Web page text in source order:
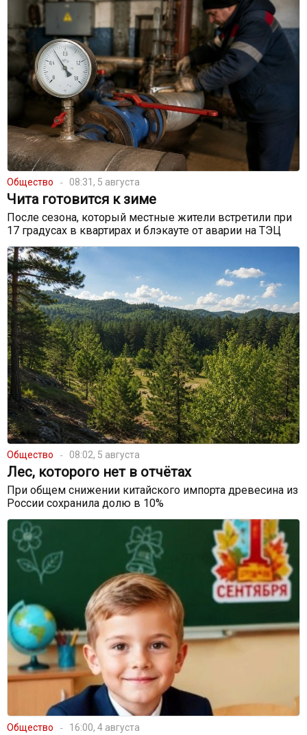
Общество 08:31, 5 августа
Чита готовится к зиме
После сезона, который местные жители встретили при
17 градусах в квартирах и блэкауте от аварии на ТЭЦ
Общество 08:02, 5 августа
Лес, которого нет в отчётах
При общем снижении китайского импорта древесина из
России сохранила долю в 10%
Общество 16:00, 4 августа